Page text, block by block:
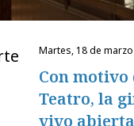
martes, 18 de
Con
Teatro, la
vivo